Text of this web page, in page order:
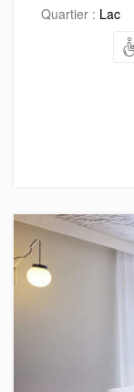
Quartier : Lac